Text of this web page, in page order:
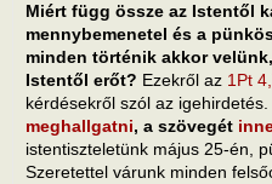
Miért függ össze az Istentől
mennybemenetel és a
minden történik akkor
Istentől erőt? Ezekről az 1Pt
kérdésekről szól az igehirdetés.
meghallgatni, a szövegét
istentiszteletünk május 25-én,
Szeretettel várunk minden